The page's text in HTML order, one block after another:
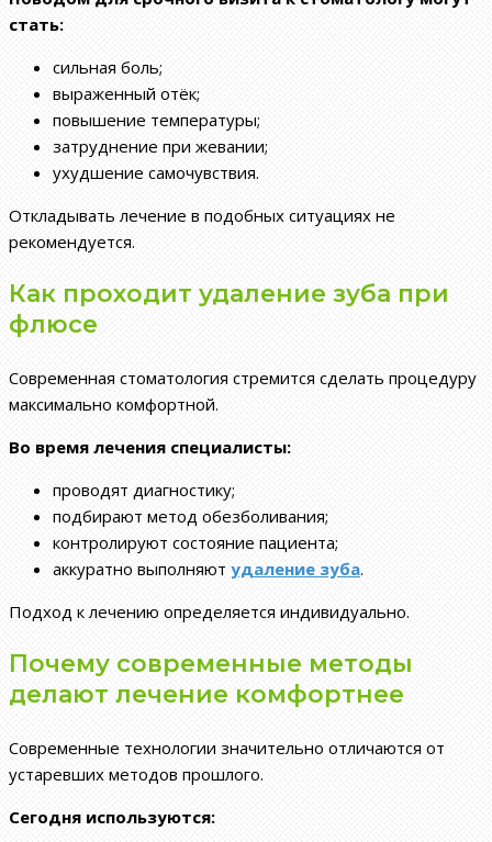
стать:
сильная боль;
выраженный отёк;
повышение температуры;
затруднение при жевании;
ухудшение самочувствия.
Откладывать лечение в подобных ситуациях не
рекомендуется.
Как проходит удаление зуба при
флюсе
Современная стоматология стремится сделать процедуру
максимально комфортной.
Во время лечения специалисты:
проводят диагностику;
подбирают метод обезболивания;
контролируют состояние пациента;
аккуратно выполняют удаление зуба.
Подход к лечению определяется индивидуально.
Почему современные методы
делают лечение комфортнее
Современные технологии значительно отличаются от
устаревших методов прошлого.
Сегодня используются: